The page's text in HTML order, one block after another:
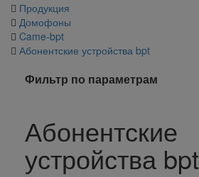
Продукция
Домофоны
Came-bpt
Абонентские устройства bpt
Фильтр по параметрам
Абонентские
устройства bpt